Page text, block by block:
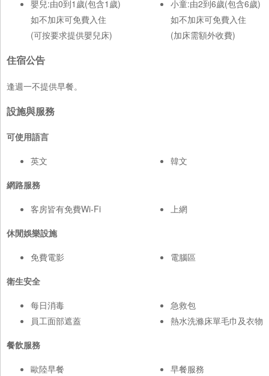
嬰兒:由0到1歲(包含1歲)
如不加床可免費入住
(可按要求提供嬰兒床)
小童:由2到6歲(包含6歲)
如不加床可免費入住
(加床需額外收費)
住宿公告
逢週一不提供早餐。
設施與服務
可使用語言
英文
韓文
網路服務
客房皆有免費Wi-Fi
上網
休閒娛樂設施
免費電影
電腦區
衛生安全
每日消毒
員工面部遮蓋
急救包
熱水洗滌床單毛巾及衣物
餐飲服務
歐陸早餐
早餐服務